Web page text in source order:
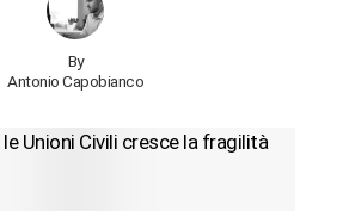
By
Antonio Capobianco